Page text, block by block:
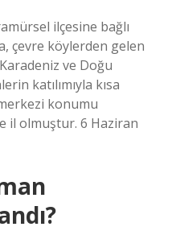
ilçesine bağlı
çevre köylerden gelen
ve Doğu
katılımıyla kısa
konumu
il olmuştur. 6 Haziran